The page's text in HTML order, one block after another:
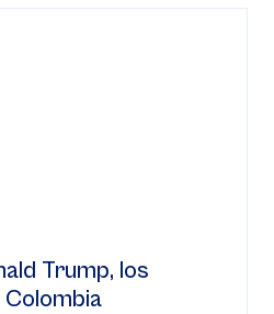
Trump, los